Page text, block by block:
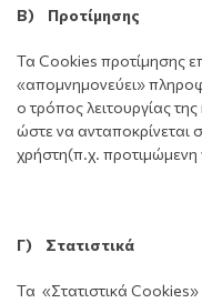
Β) Προτίμησης
Τα Cookies προτίμησης
«απομνημονεύει»
ο τρόπος λειτουργίας
ώστε να ανταποκρίνεται
χρήστη(π.χ.
Γ) Στατιστικά
Τα «Στατιστικά